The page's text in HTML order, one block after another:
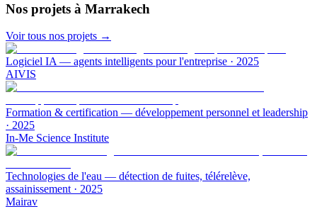
Nos projets à Marrakech
Voir tous nos projets →
Logiciel IA — agents intelligents pour l'entreprise · 2025
AIVIS
Formation & certification — développement personnel et leadership
· 2025
In-Me Science Institute
Technologies de l'eau — détection de fuites, télérelève,
assainissement· 2025
Mairav